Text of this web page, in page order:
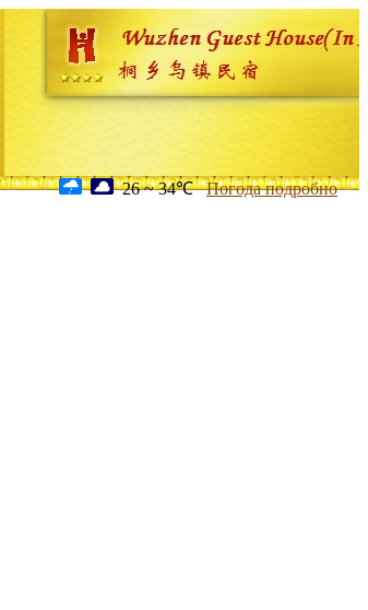
26 ~ 34℃ Погода подробно